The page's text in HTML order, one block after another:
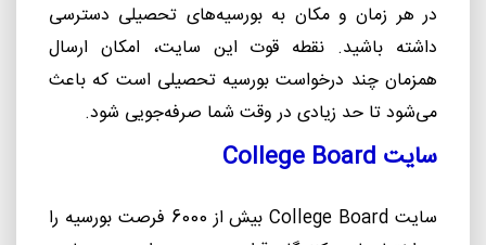
در هر زمان و مکان به بورسیههای تحصیلی دسترسی
داشته باشید. نقطه قوت این سایت، امکان ارسال
همزمان چند درخواست بورسیه تحصیلی است که باعث
میشود تا حد زیادی در وقت شما صرفهجویی شود.
سایت College Board
سایت College Board
بیش از 6000 فرصت بورسیه را